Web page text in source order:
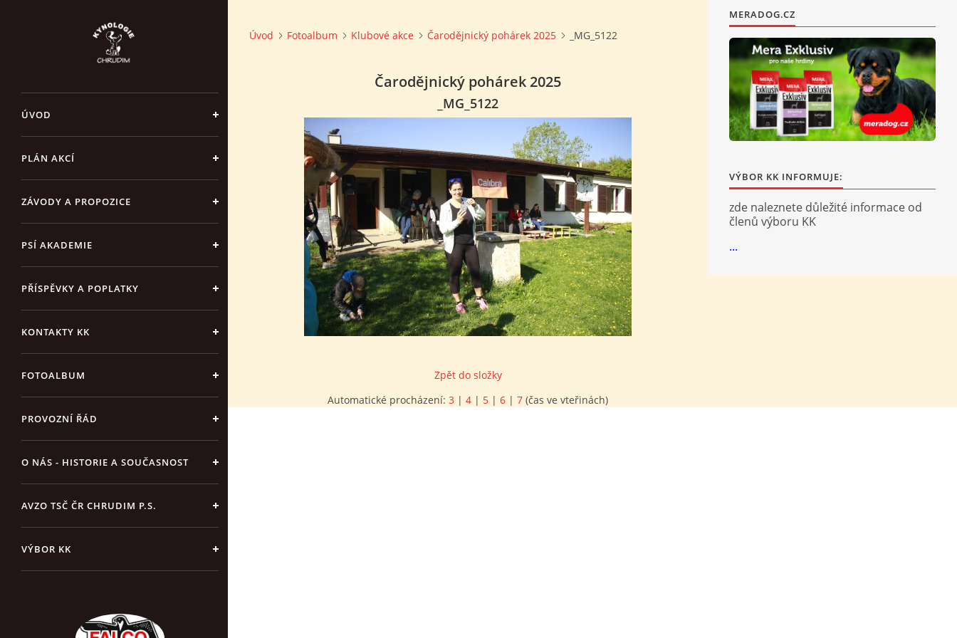
ÚVOD
PLÁN AKCÍ
ZÁVODY A PROPOZICE
PSÍ AKADEMIE
PŘÍSPĚVKY A POPLATKY
KONTAKTY KK
FOTOALBUM
PROVOZNÍ ŘÁD
O NÁS - HISTORIE A SOUČASNOST
AVZO TSČ ČR CHRUDIM P.S.
VÝBOR KK
Úvod Fotoalbum Klubové akce Čarodějnický pohárek 2025 _MG_5122
Čarodějnický pohárek 2025
_MG_5122
Zpět do složky
Automatické procházení: 3 | 4 | 5 | 6 | 7 (čas ve vteřinách)
MERADOG.CZ
VÝBOR KK INFORMUJE:
zde naleznete důležité informace od
členů výboru KK
...